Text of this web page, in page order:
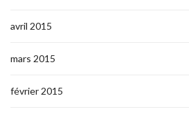
avril 2015
mars 2015
février 2015